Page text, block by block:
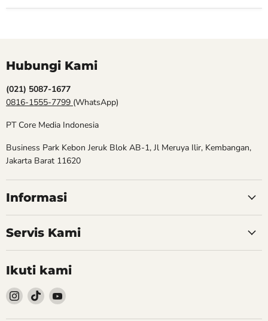
Hubungi Kami
(021) 5087-1677
0816-1555-7799 (WhatsApp)
PT Core Media Indonesia
Business Park Kebon Jeruk Blok AB-1, Jl Meruya Ilir, Kembangan,
Jakarta Barat 11620
Informasi
Servis Kami
Ikuti kami
Follow
kami
Follow
kami
Follow